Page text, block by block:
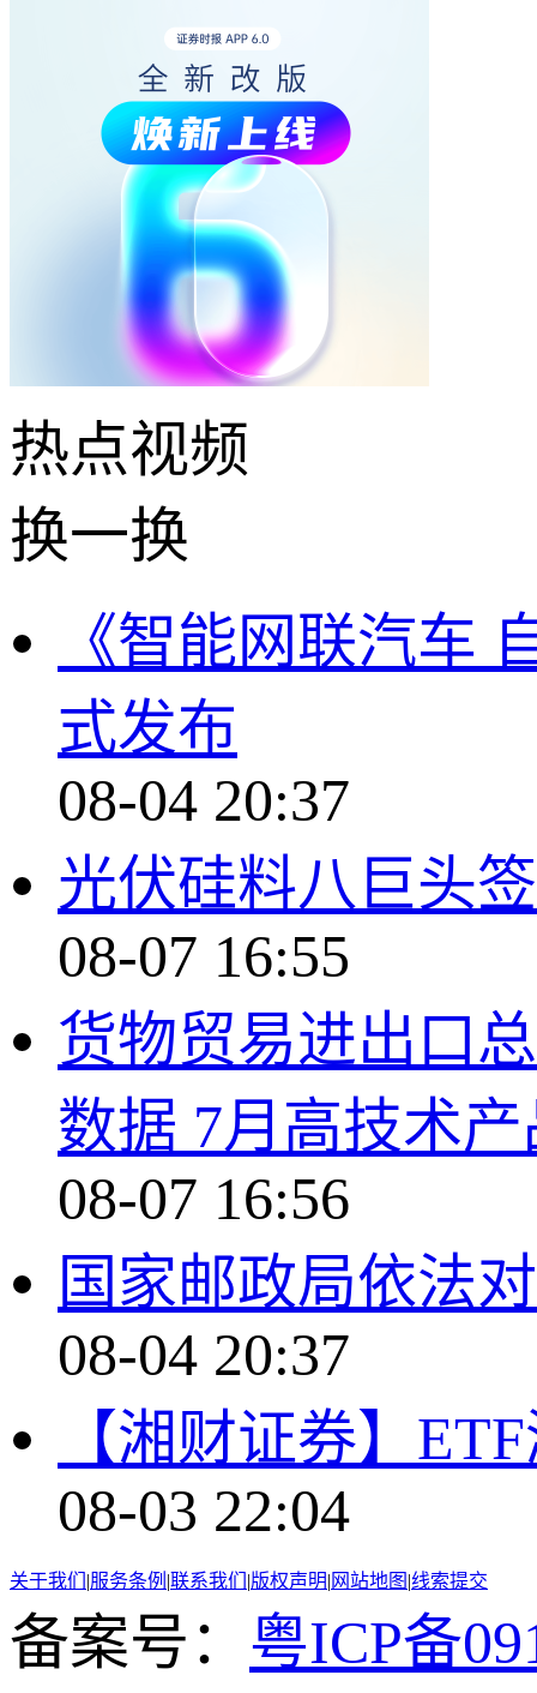
热点视频
换一换
《智能网联汽车
式发布
08-04 20:37
光伏硅料八巨头
08-07 16:55
货物贸易进出口
数据 7月高技术
08-07 16:56
国家邮政局依法
08-04 20:37
【湘财证券】
08-03 22:04
关于我们 |服务条例 |联系我们 |版权声明| 网站地图 |线索提交
备案号： 粤ICP备